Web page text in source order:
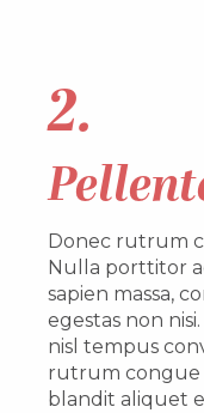
2.
Donec rutrum
Nulla porttitor
sapien massa,
egestas non
nisl tempus
rutrum congue
blandit aliquet